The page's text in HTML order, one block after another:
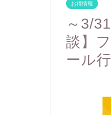
お得情報
～3/
談】
ール